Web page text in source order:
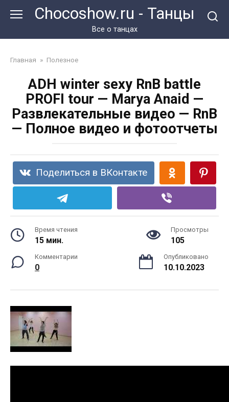
Chocoshow.ru - Танцы
Все о танцах
Главная » Полезное
ADH winter sexy RnB battle
PROFI tour — Marya Anaid —
Развлекательные видео — RnB
— Полное видео и фотоотчеты
Поделиться в ВКонтакте
Время чтения
15 мин.
Просмотры
105
Комментарии
0
Опубликовано
10.10.2023